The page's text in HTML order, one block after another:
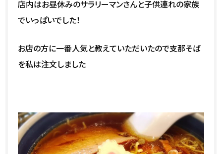
店内はお昼休みのサラリーマンさんと子供連れの家族
でいっぱいでした！
お店の方に一番人気と教えていただいたので支那そば
を私は注文しました